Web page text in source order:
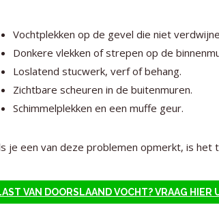
Vochtplekken op de gevel die niet
Donkere vlekken of strepen op de
Loslatend stucwerk, verf of behang.
Zichtbare scheuren in de buitenmuren.
Schimmelplekken en een muffe geur.
je een van deze problemen opmerkt, is het
VAN DOORSLAAND VOCHT? VRAAG